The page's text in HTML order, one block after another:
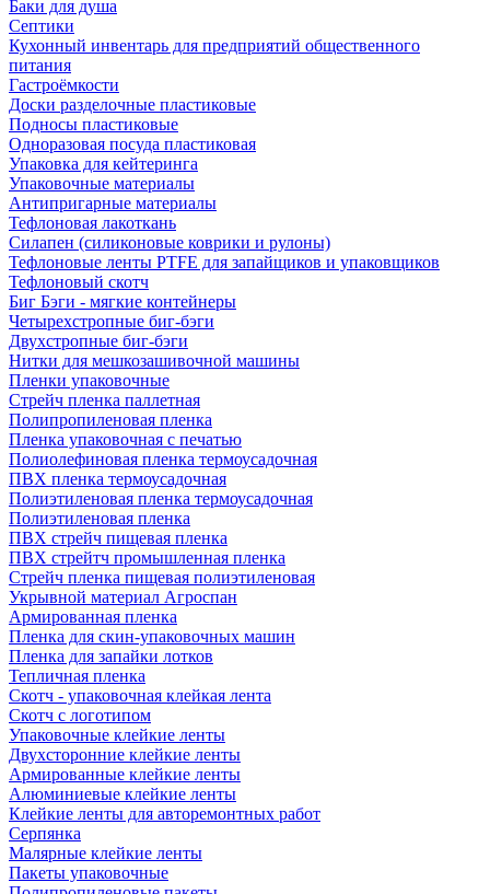
Баки для душа
Септики
Кухонный инвентарь для предприятий общественного
питания
Гастроёмкости
Доски разделочные пластиковые
Подносы пластиковые
Одноразовая посуда пластиковая
Упаковка для кейтеринга
Упаковочные материалы
Антипригарные материалы
Тефлоновая лакоткань
Силапен (силиконовые коврики и рулоны)
Тефлоновые ленты PTFE для запайщиков и упаковщиков
Тефлоновый скотч
Биг Бэги - мягкие контейнеры
Четырехстропные биг-бэги
Двухстропные биг-бэги
Нитки для мешкозашивочной машины
Пленки упаковочные
Стрейч пленка паллетная
Полипропиленовая пленка
Пленка упаковочная с печатью
Полиолефиновая пленка термоусадочная
ПВХ пленка термоусадочная
Полиэтиленовая пленка термоусадочная
Полиэтиленовая пленка
ПВХ стрейч пищевая пленка
ПВХ стрейтч промышленная пленка
Стрейч пленка пищевая полиэтиленовая
Укрывной материал Агроспан
Армированная пленка
Пленка для скин-упаковочных машин
Пленка для запайки лотков
Тепличная пленка
Скотч - упаковочная клейкая лента
Скотч с логотипом
Упаковочные клейкие ленты
Двухсторонние клейкие ленты
Армированные клейкие ленты
Алюминиевые клейкие ленты
Клейкие ленты для авторемонтных работ
Серпянка
Малярные клейкие ленты
Пакеты упаковочные